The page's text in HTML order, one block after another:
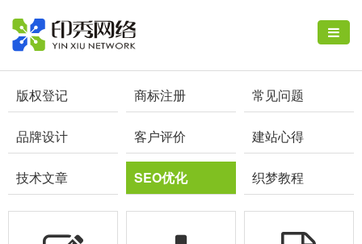
版权登记 商标注册 常见问题
品牌设计 客户评价 建站心得
技术文章 SEO优化 织梦教程